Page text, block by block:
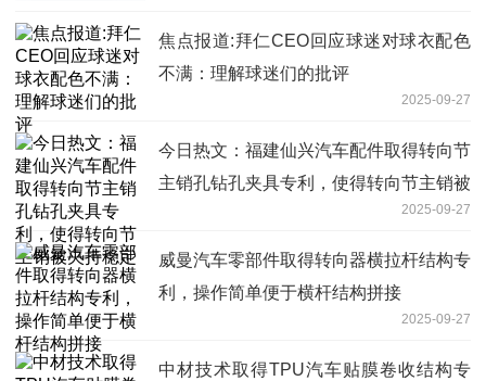
焦点报道:拜仁CEO回应球迷对球衣配色
不满：理解球迷们的批评
2025-09-27
今日热文：福建仙兴汽车配件取得转向节
主销孔钻孔夹具专利，使得转向节主销被
2025-09-27
威曼汽车零部件取得转向器横拉杆结构专
利，操作简单便于横杆结构拼接
2025-09-27
中材技术取得TPU汽车贴膜卷收结构专